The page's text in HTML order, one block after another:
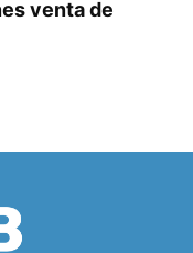
venta de